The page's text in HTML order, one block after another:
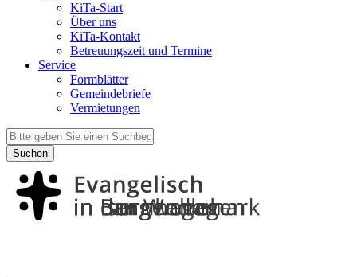
KiTa-Start
Über uns
KiTa-Kontakt
Betreuungszeit und Termine
Service
Formblätter
Gemeindebriefe
Vermietungen
Suchen